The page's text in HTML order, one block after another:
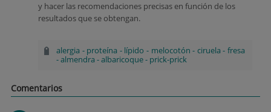
y hacer las recomendaciones precisas en función de los
resultados que se obtengan.
alergia - proteína - lípido - melocotón - ciruela -fresa
-almendra -albaricoque- prick-prick
Comentarios